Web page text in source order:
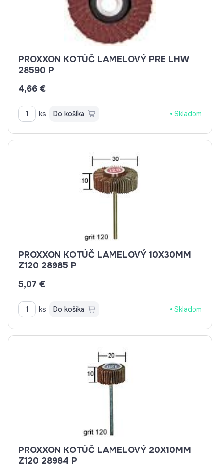
PROXXON KOTÚČ LAMELOVÝ PRE LHW
28590 P
4,66 €
ks Do košíka Skladom
PROXXON KOTÚČ LAMELOVÝ 10X30MM
Z120 28985 P
5,07 €
ks Do košíka Skladom
PROXXON KOTÚČ LAMELOVÝ 20X10MM
Z120 28984 P